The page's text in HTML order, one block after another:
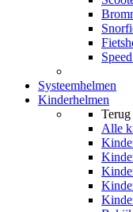
Systeemhelmen
Kinderhelmen
Terug
Alle